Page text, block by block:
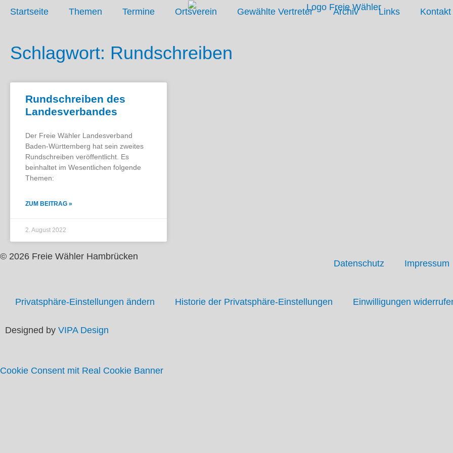
Startseite Themen Termine Ortsverein Gewählte Vertreter Archiv Links Kontakt
Schlagwort: Rundschreiben
Rundschreiben des
Landesverbandes
Der Freie Wähler Landesverband
Baden-Württemberg hat sein zweites
Rundschreiben veröffentlicht. Es
beinhaltet im Wesentlichen folgende
Themen:
ZUM BEITRAG »
2. August 2022
© 2026 Freie Wähler Hambrücken
Datenschutz Impressum
Privatsphäre-Einstellungen ändern Historie der Privatsphäre-Einstellungen Einwilligungen
Designed by VIPA Design
Cookie Consent mit Real Cookie Banner